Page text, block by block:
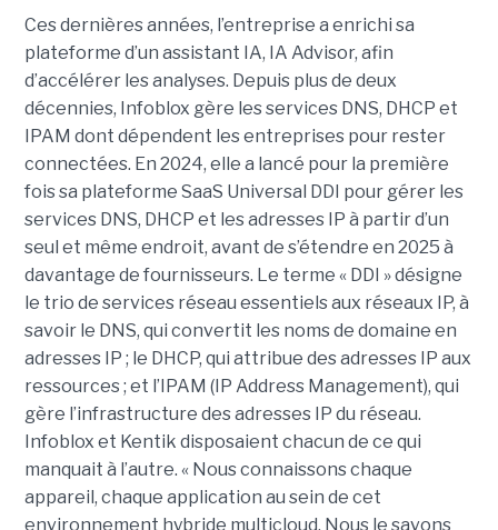
Ces dernières années, l’entreprise a enrichi sa
plateforme d’un assistant IA, IA Advisor, afin
d’accélérer les analyses. Depuis plus de deux
décennies, Infoblox gère les services DNS, DHCP et
IPAM dont dépendent les entreprises pour rester
connectées. En 2024, elle a lancé pour la première
fois sa plateforme SaaS Universal DDI pour gérer les
services DNS, DHCP et les adresses IP à partir d’un
seul et même endroit, avant de s’étendre en 2025 à
davantage de fournisseurs. Le terme « DDI » désigne
le trio de services réseau essentiels aux réseaux IP, à
savoir le DNS, qui convertit les noms de domaine en
adresses IP ; le DHCP, qui attribue des adresses IP aux
ressources ; et l’IPAM (IP Address Management), qui
gère l’infrastructure des adresses IP du réseau.
Infoblox et Kentik disposaient chacun de ce qui
manquait à l’autre. « Nous connaissons chaque
appareil, chaque application au sein de cet
environnement hybride multicloud. Nous le savons